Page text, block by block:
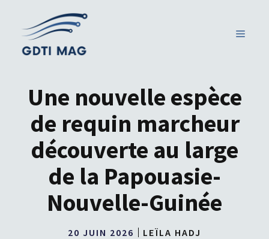
contenu
MENU
Une nouvelle espèce
de requin marcheur
découverte au large
de la Papouasie-
Nouvelle-Guinée
20 JUIN 2026 LEÏLA HADJ